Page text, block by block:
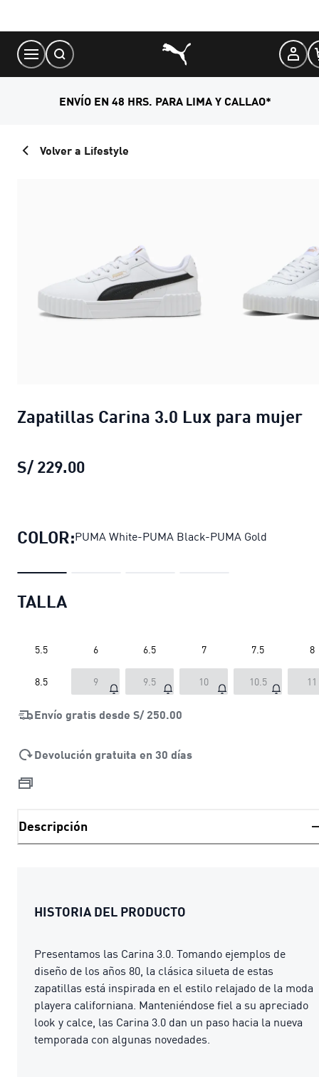
Content
ENVÍO EN 48 HRS. PARA LIMA Y CALLAO*
Volver a Lifestyle
Zapatillas Carina 3.0 Lux para mujer
S/ 229.00
COLOR:PUMA White-PUMA Black-PUMA Gold
TALLA
5.5 6 6.5 7 7.5 8
8.5 9 9.5 10 10.5 11
Envío gratis desde S/ 250.00
Devolución gratuita en 30 días
Descripción
HISTORIA DEL PRODUCTO
Presentamos las Carina 3.0. Tomando ejemplos de
diseño de los años 80, la clásica silueta de estas
zapatillas está inspirada en el estilo relajado de la moda
playera californiana. Manteniéndose fiel a su apreciado
look y calce, las Carina 3.0 dan un paso hacia la nueva
temporada con algunas novedades.